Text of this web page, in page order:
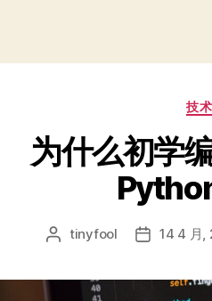
分
技术
为什么初学
文 tinyfool
发 14 4 月,